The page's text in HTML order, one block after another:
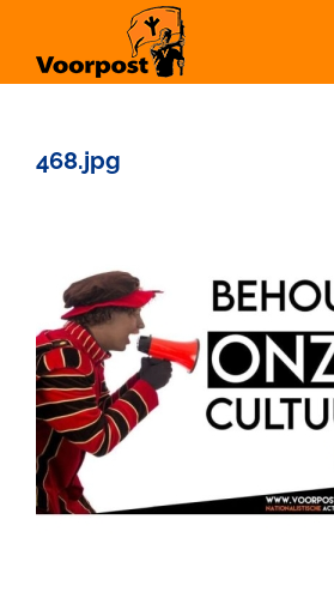
inhoud
468.jpg